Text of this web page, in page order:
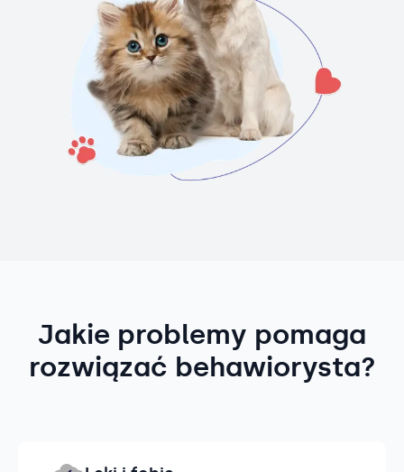
Jakie problemy pomaga
rozwiązać behawiorysta?